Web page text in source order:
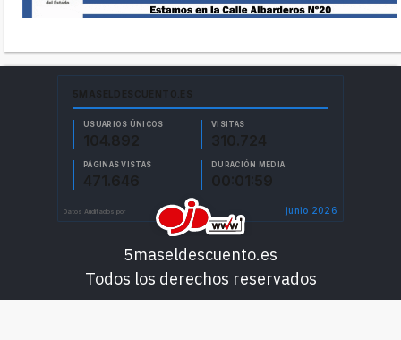
5maseldescuento.es
Todos los derechos reservados